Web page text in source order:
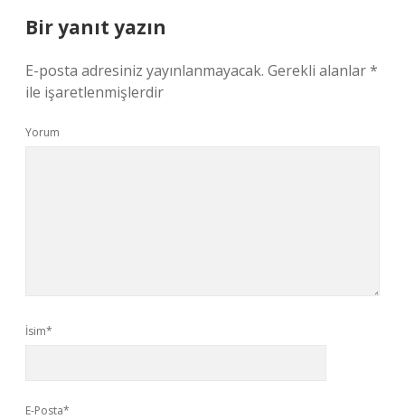
Bir yanıt yazın
E-posta adresiniz yayınlanmayacak. Gerekli alanlar*
ile işaretlenmişlerdir
Yorum
İsim*
E-Posta*